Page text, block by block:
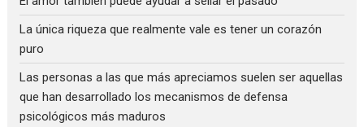
La única riqueza que realmente vale es tener un corazón
puro
Las personas a las que más apreciamos suelen ser aquellas
que han desarrollado los mecanismos de defensa
psicológicos más maduros